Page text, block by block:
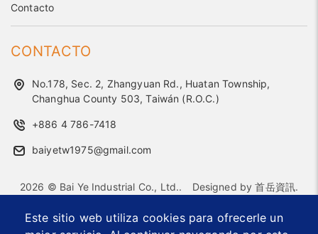
Este sitio web utiliza cookies para ofrecerle un
Contacto
CONTACTO
No.178, Sec. 2, Zhangyuan Rd., Huatan Township,
Changhua County 503, Taiwán (R.O.C.)
+886 4 786-7418
baiyetw1975@gmail.com
2026 © Bai Ye Industrial Co., Ltd.. Designed by首岳資訊.